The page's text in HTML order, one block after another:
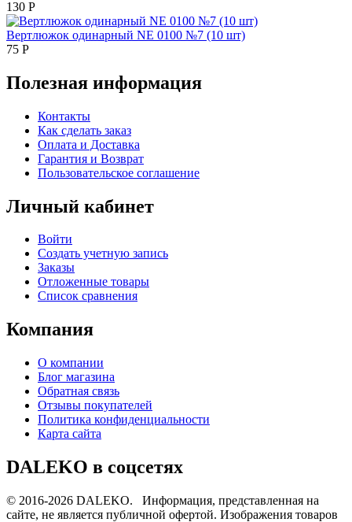
130 Р
Вертлюжок одинарный NE 0100 №7 (10 шт)
75 Р
Полезная информация
Контакты
Как сделать заказ
Оплата и Доставка
Гарантия и Возврат
Пользовательское соглашение
Личный кабинет
Войти
Создать учетную запись
Заказы
Отложенные товары
Список сравнения
Компания
О компании
Блог магазина
Обратная связь
Отзывы покупателей
Политика конфиденциальности
Карта сайта
DALEKO в соцсетях
© 2016-2026 DALEKO. Информация, представленная на
сайте, не является публичной офертой. Изображения товаров